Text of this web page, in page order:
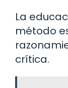
La
método
crítica.